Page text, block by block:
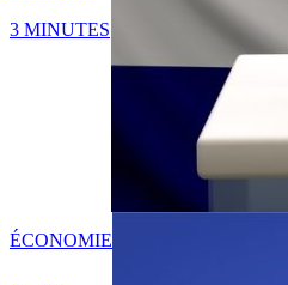
3 MINUTES
ÉCONOMIE